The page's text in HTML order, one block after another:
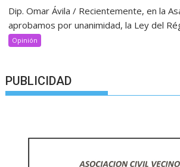
Dip. Omar Ávila / Recientemente, en la
aprobamos por unanimidad, la Ley del
Opinión
PUBLICIDAD